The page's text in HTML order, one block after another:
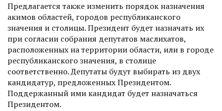
Предлагается также изменить порядок назначения
акимов облас­тей, городов республиканского
значения и столицы. Президент будет назначать их
при согласии собрания депутатов маслихатов,
расположенных на территории области, или в городе
республиканского значения, в столице
соответственно. Депутаты будут выбирать из двух
кандидатур, предложенных Президентом.
Поддержанный ими кандидат будет назначаться
Президентом.